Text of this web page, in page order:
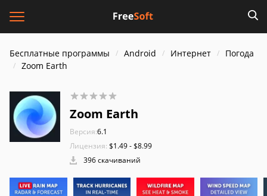
Бесплатные программы Android Интернет
Погода
Zoom Earth
Zoom Earth
Версия:6.1
Лицензия: $1.49 - $8.99
396 скачиваний